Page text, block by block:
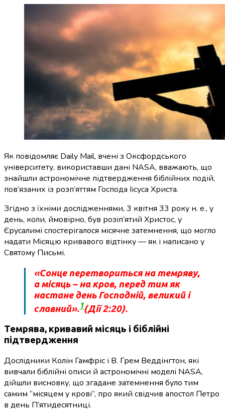
Як повідомляє Daily Mail, вчені з Оксфордського
університету, використавши дані NASA, вважають, що
знайшли астрономічне підтвердження біблійних подій,
пов’язаних із розп’яттям Господа Іісуса Христа.
Згідно з їхніми дослідженнями, 3 квітня 33 року н. е., у
день, коли, ймовірно, був розіп’ятий Христос, у
Єрусалимі спостерігалося місячне затемнення, що могло
надати Місяцю кривавого відтінку — як і написано у
Святому Письмі.
«Сонце перетвориться на темряву,
а місяць – на кров, перед тим як
настане день Господній, великий і
славний».1(Дії 2:20).
Темрява, кривавий місяць і біблійні
підтвердження
Дослідники Колін Гамфріс і В. Грем Веддінгтон, які
вивчали біблійні описи й астрономічні моделі NASA,
дійшли висновку, що згадане затемнення було тим
самим “місяцем у крові”, про який свідчив апостол Петро
в день П’ятидесятниці.